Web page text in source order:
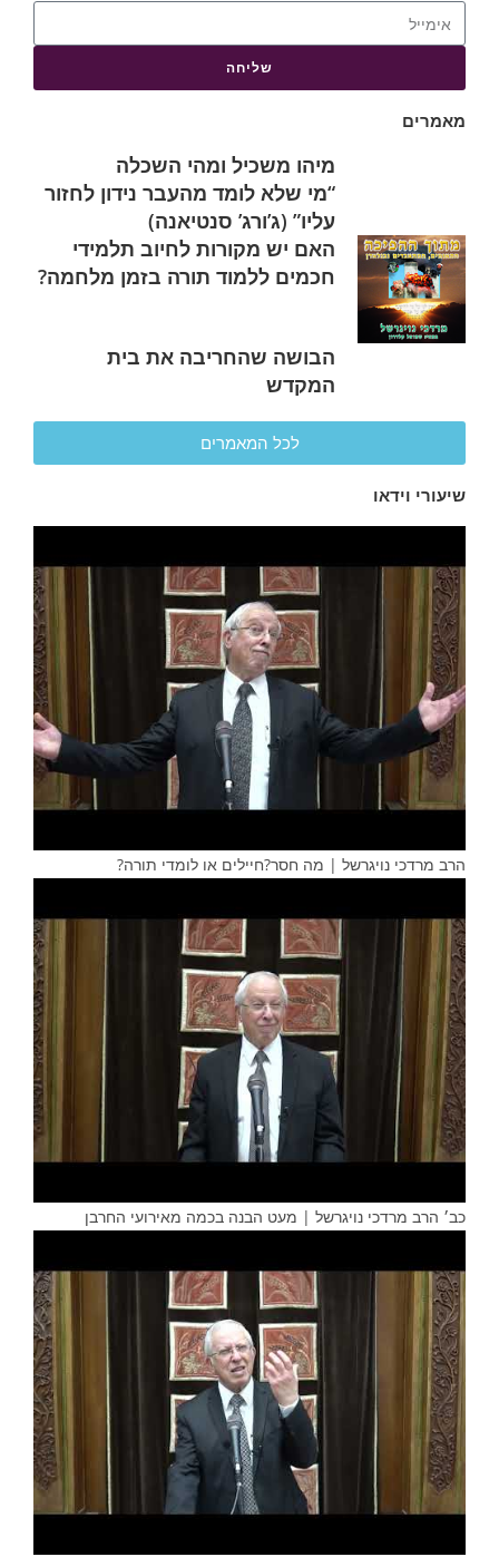
שליחה
מאמרים
מיהו משכיל ומהי השכלה
“מי שלא לומד מהעבר נידון לחזור
עליו” (ג’ורג’ סנטיאנה)
האם יש מקורות לחיוב תלמידי
חכמים ללמוד תורה בזמן מלחמה?
הבושה שהחריבה את בית
המקדש
לכל המאמרים
שיעורי וידאו
הרב מרדכי נויגרשל | מה חסר?חיילים או לומדי תורה?
כב׳ הרב מרדכי נויגרשל | מעט הבנה בכמה מאירועי החרבן